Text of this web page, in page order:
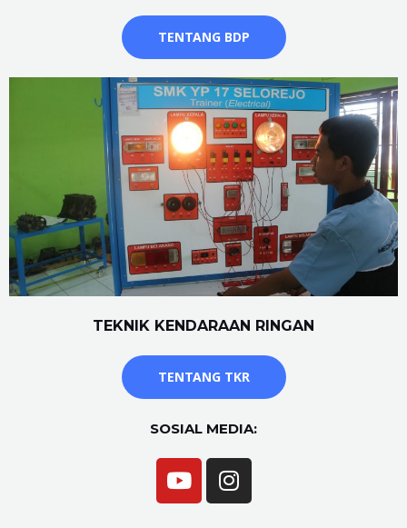
TENTANG BDP
TEKNIK KENDARAAN RINGAN
TENTANG TKR
SOSIAL MEDIA: